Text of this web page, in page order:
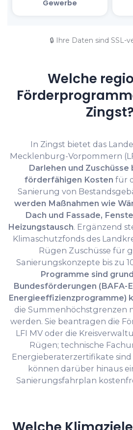
🔒 Ihre Daten sind SSL-
Welche
Zingst?
In Zingst bietet das
Mecklenburg-Vorpommern
Darlehen und Zuschüsse
förderfähigen Kosten für
Sanierung von
werden Maßnahmen wie
Dach und Fassade,
Heizungstausch. Ergänzend
Klimaschutzfonds des
Rügen Zuschüsse für
Sanierungskonzepte bis zu
Programme sind
Bundesförderungen (BAFA-
Energieeffizienzprogramme)
die Summenhöchstgrenzen
werden. Sie beantragen die
LFI MV oder die
Rügen; technische
Energieberaterzertifikate sind
können darüber hinaus
Sanierungsfahrplan